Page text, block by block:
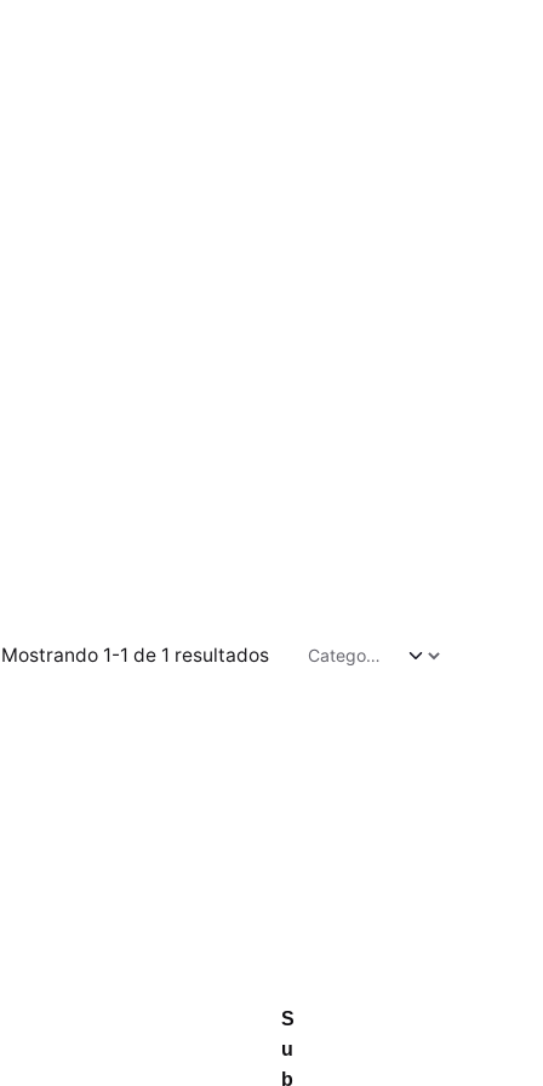
Mostrando 1-1 de 1 resultados
S
u
b